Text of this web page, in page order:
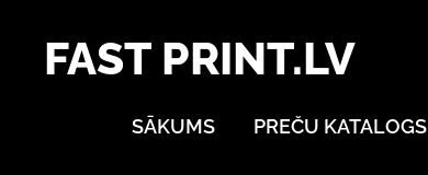
FAST PRINT.LV
SĀKUMS PREČU KATALOGS